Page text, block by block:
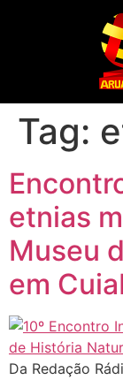
Tag:
etnias
Museu
em
Da Redação